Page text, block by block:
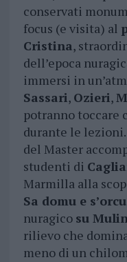
conservati
focus (e visita) al
Cristina,
dell’epoca
immersi in
Sassari, Ozieri,
potranno toccare
durante le
del Master
studenti di
Marmilla alla
Sa domu e s’orcu
nuragico su
rilievo che
meno di un